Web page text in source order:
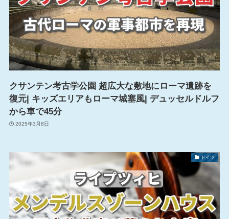
クサンテン考古学公園 超広大な敷地にローマ遺跡を
復元| キッズエリアもローマ城塞風| デュッセルドルフ
から車で45分
2025年3月8日
ドイツ